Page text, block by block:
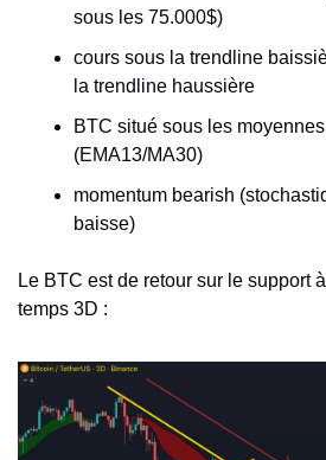
sous les 75.000$)
cours sous la trendline
la trendline haussière
BTC situé sous les
(EMA13/MA30)
momentum bearish
baisse)
Le BTC est de retour sur le support
temps 3D :